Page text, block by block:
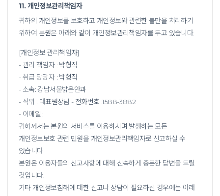
11. 개인정보관리책임자
귀하의 개인정보를 보호하고 개인정보와 관련한 불만을 처리하기
위하여 본원은 아래와 같이 개인정보관리책임자를 두고 있습니다.
[개인정보 관리책임자]
- 관리 책임자 : 박형직
- 취급 당당자 : 박형직
- 소속: 강남서울밝은안과
- 직위 : 대표원장님 - 전화번호 :1588-3882
- 이메일 :
귀하께서는 본원의 서비스를 이용하시며 발생하는 모든
개인정보보호 관련 민원을 개인정보관리책임자로 신고하실 수
있습니다.
본원은 이용자들의 신고사항에 대해 신속하게 충분한 답변을 드릴
것입니다.
기타 개인정보침해에 대한 신고나 상담이 필요하신 경우에는 아래